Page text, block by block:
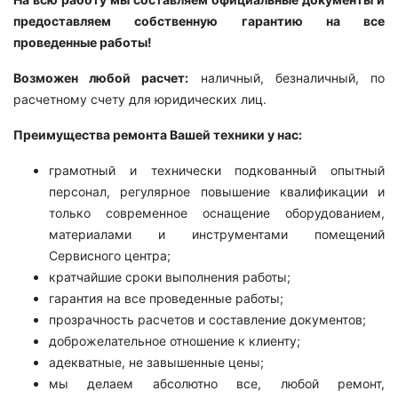
предоставляем собственную гарантию на все
проведенные работы!
Возможен любой расчет: наличный, безналичный, по
расчетному счету для юридических лиц.
Преимущества ремонта Вашей техники у нас:
грамотный и технически подкованный опытный
персонал, регулярное повышение квалификации и
только современное оснащение оборудованием,
материалами и инструментами помещений
Сервисного центра;
кратчайшие сроки выполнения работы;
гарантия на все проведенные работы;
прозрачность расчетов и составление документов;
доброжелательное отношение к клиенту;
адекватные, не завышенные цены;
мы делаем абсолютно все, любой ремонт,